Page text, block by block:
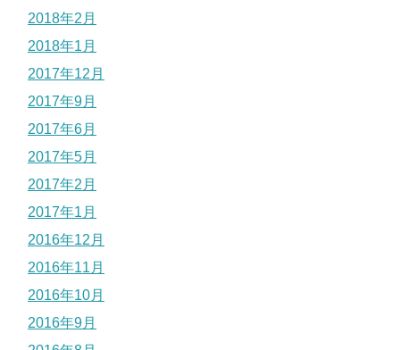
2018年2月
2018年1月
2017年12月
2017年9月
2017年6月
2017年5月
2017年2月
2017年1月
2016年12月
2016年11月
2016年10月
2016年9月